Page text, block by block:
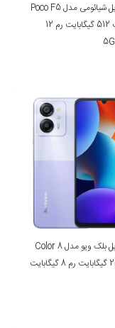
گوشی موبایل شیائومی مدل Poco F5
Pro ظرفیت 512 گیگابایت رم 12
گوشی موبایل بلک ویو مدل Color 8